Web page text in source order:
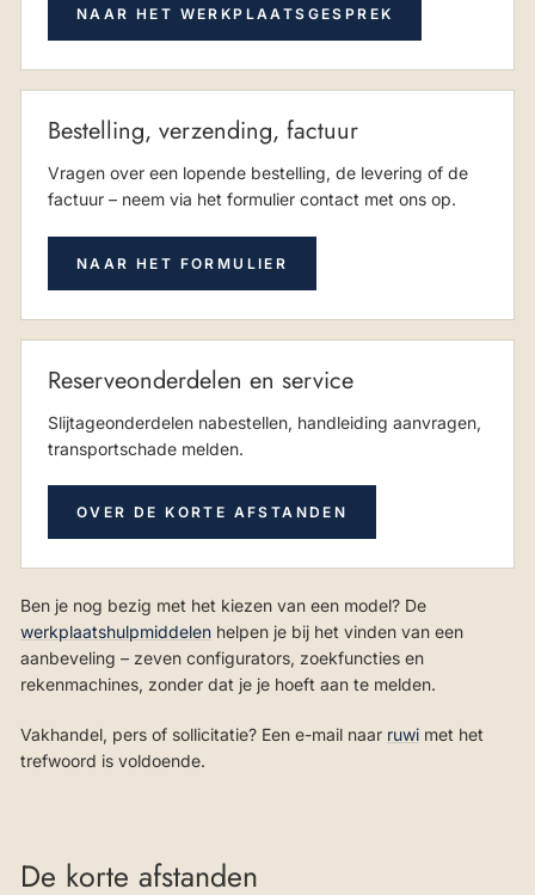
NAAR HET WERKPLAATSGESPREK
Bestelling, verzending, factuur
Vragen over een lopende bestelling, de levering of de
factuur – neem via het formulier contact met ons op.
NAAR HET FORMULIER
Reserveonderdelen en service
Slijtageonderdelen nabestellen, handleiding aanvragen,
transportschade melden.
OVER DE KORTE AFSTANDEN
Ben je nog bezig met het kiezen van een model? De
werkplaatshulpmiddelen helpen je bij het vinden van een
aanbeveling – zeven configurators, zoekfuncties en
rekenmachines, zonder dat je je hoeft aan te melden.
Vakhandel, pers of sollicitatie? Een e-mail naar ruwi met het
trefwoord is voldoende.
De korte afstanden